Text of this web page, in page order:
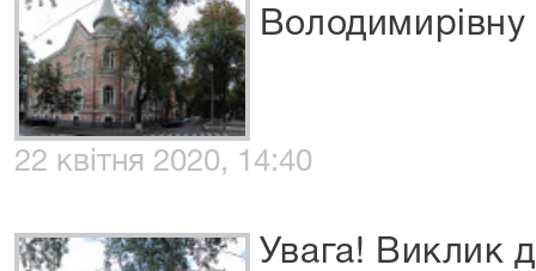
Володимирівну
22 квітня 2020, 14:40
Увага! Виклик